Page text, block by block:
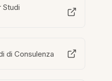
di Consulenza